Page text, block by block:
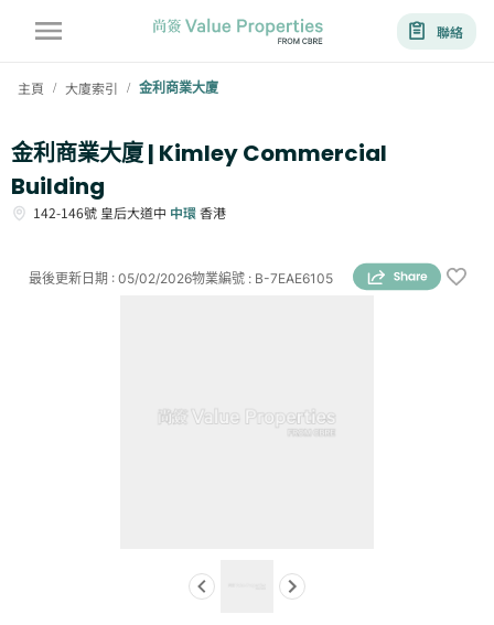
聯絡
主頁 / 大廈索引 / 金利商業大廈
金利商業大廈 | Kimley Commercial
Building
142-146號 皇后大道中 中環香港
物業編號 : B-7EAE6105
最後更新日期 : 05/02/2026